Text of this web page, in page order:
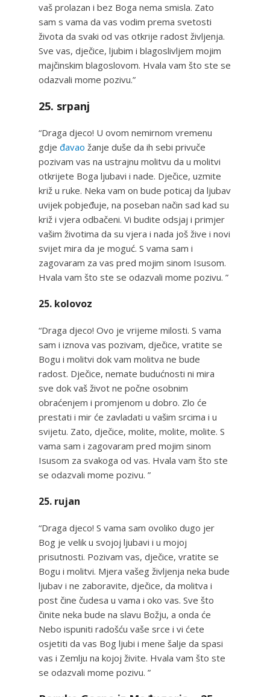
vaš prolazan i bez Boga nema smisla. Zato
sam s vama da vas vodim prema svetosti
života da svaki od vas otkrije radost življenja.
Sve vas, dječice, ljubim i blagoslivljem mojim
majčinskim blagoslovom. Hvala vam što ste se
odazvali mome pozivu.”
25. srpanj
“Draga djeco! U ovom nemirnom vremenu
gdje đavao žanje duše da ih sebi privuče
pozivam vas na ustrajnu molitvu da u molitvi
otkrijete Boga ljubavi i nade. Dječice, uzmite
križ u ruke. Neka vam on bude poticaj da ljubav
uvijek pobjeđuje, na poseban način sad kad su
križ i vjera odbačeni. Vi budite odsjaj i primjer
vašim životima da su vjera i nada još žive i novi
svijet mira da je moguć. S vama sam i
zagovaram za vas pred mojim sinom Isusom.
Hvala vam što ste se odazvali mome pozivu. ”
25. kolovoz
“Draga djeco! Ovo je vrijeme milosti. S vama
sam i iznova vas pozivam, dječice, vratite se
Bogu i molitvi dok vam molitva ne bude
radost. Dječice, nemate budućnosti ni mira
sve dok vaš život ne počne osobnim
obraćenjem i promjenom u dobro. Zlo će
prestati i mir će zavladati u vašim srcima i u
svijetu. Zato, dječice, molite, molite, molite. S
vama sam i zagovaram pred mojim sinom
Isusom za svakoga od vas. Hvala vam što ste
se odazvali mome pozivu. ”
25. rujan
“Draga djeco! S vama sam ovoliko dugo jer
Bog je velik u svojoj ljubavi i u mojoj
prisutnosti. Pozivam vas, dječice, vratite se
Bogu i molitvi. Mjera vašeg življenja neka bude
ljubav i ne zaboravite, dječice, da molitva i
post čine čudesa u vama i oko vas. Sve što
činite neka bude na slavu Božju, a onda će
Nebo ispuniti radošću vaše srce i vi ćete
osjetiti da vas Bog ljubi i mene šalje da spasi
vas i Zemlju na kojoj živite. Hvala vam što ste
se odazvali mome pozivu. ”